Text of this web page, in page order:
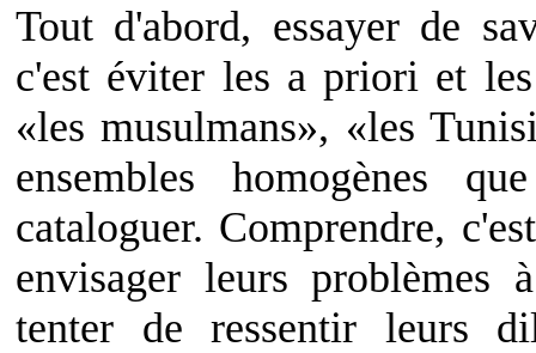
Tout d'abord, essayer de
c'est éviter les a priori et
«les musulmans», «les
ensembles homogènes
cataloguer. Comprendre,
envisager leurs problèmes
tenter de ressentir leurs